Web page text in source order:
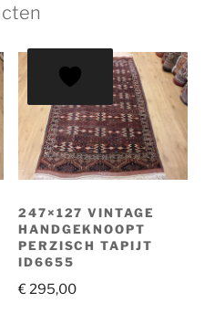
247×127 VINTAGE
HANDGEKNOOPT
PERZISCH TAPIJT
ID6655
€295,00